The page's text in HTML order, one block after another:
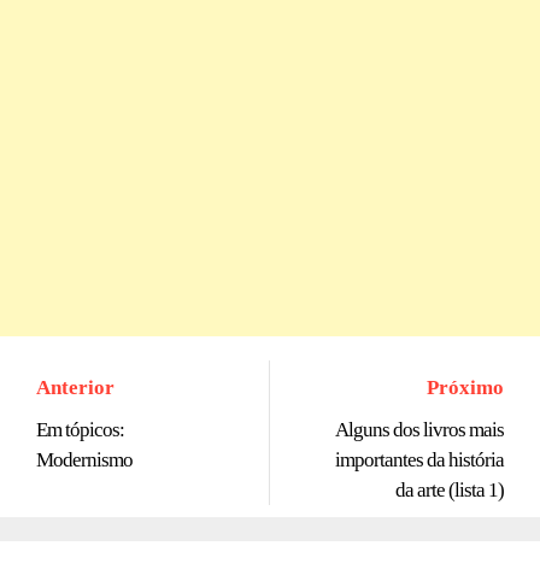
Anterior
Em tópicos:
Modernismo
Próximo
Alguns dos livros mais
importantes da história
da arte (lista 1)